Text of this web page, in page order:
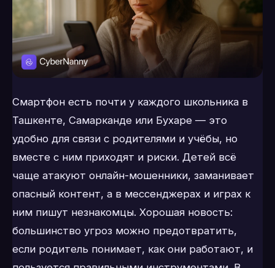
Смартфон есть почти у каждого школьника в
Ташкенте, Самарканде или Бухаре — это
удобно для связи с родителями и учёбы, но
вместе с ним приходят и риски. Детей всё
чаще атакуют онлайн-мошенники, заманивает
опасный контент, а в мессенджерах и играх к
ним пишут незнакомцы. Хорошая новость:
большинство угроз можно предотвратить,
если родитель понимает, как они работают, и